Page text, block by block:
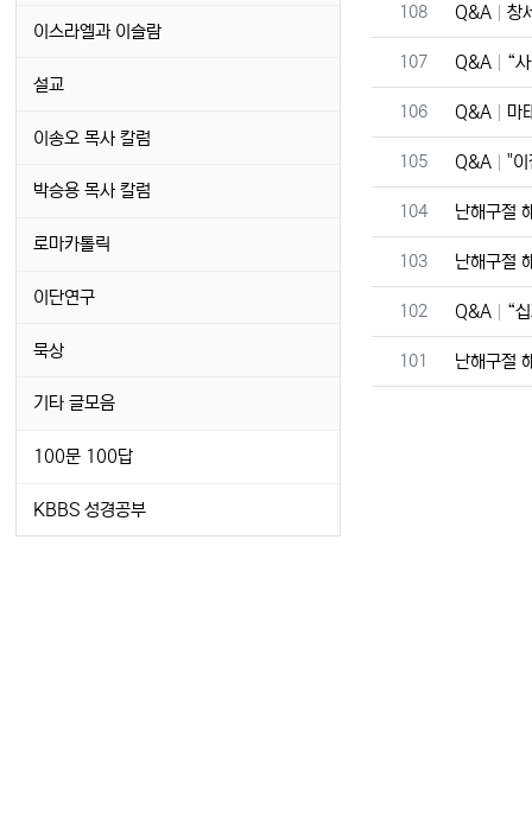
번호
108 Q&A 창
번호
107 Q&A “
번호
106 Q&A 마
번호
105 Q&A "이
번호
104 난해구절
번호
103 난해구절
번호
102 Q&A “
번호
101 난해구절
이스라엘과 이슬람
설교
이송오 목사 칼럼
박승용 목사 칼럼
로마카톨릭
이단연구
묵상
기타 글모음
100문 100답
KBBS 성경공부